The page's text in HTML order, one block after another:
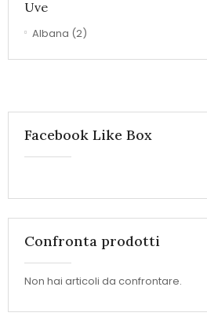
Uve
Albana (2)
Facebook Like Box
Confronta prodotti
Non hai articoli da confrontare.